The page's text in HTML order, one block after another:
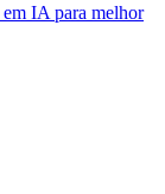
em IA para melhor